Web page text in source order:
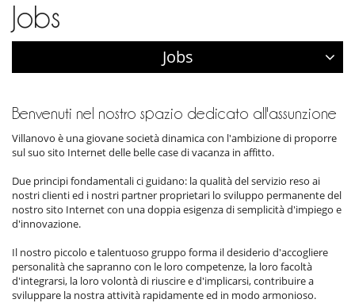
Jobs
Jobs
Benvenuti nel nostro spazio dedicato all'assunzione
Villanovo è una giovane società dinamica con l'ambizione di proporre
sul suo sito Internet delle belle case di vacanza in affitto.
Due principi fondamentali ci guidano: la qualità del servizio reso ai
nostri clienti ed i nostri partner proprietari lo sviluppo permanente del
nostro sito Internet con una doppia esigenza di semplicità d'impiego e
d'innovazione.
Il nostro piccolo e talentuoso gruppo forma il desiderio d'accogliere
personalità che sapranno con le loro competenze, la loro facoltà
d'integrarsi, la loro volontà di riuscire e d'implicarsi, contribuire a
sviluppare la nostra attività rapidamente ed in modo armonioso.